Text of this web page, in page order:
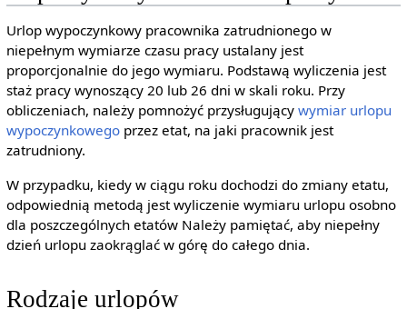
Urlop wypoczynkowy pracownika zatrudnionego w
niepełnym wymiarze czasu pracy ustalany jest
proporcjonalnie do jego wymiaru. Podstawą wyliczenia jest
staż pracy wynoszący 20 lub 26 dni w skali roku. Przy
obliczeniach, należy pomnożyć przysługujący wymiar urlopu
wypoczynkowegoprzez etat, na jaki pracownik jest
zatrudniony.
W przypadku, kiedy w ciągu roku dochodzi do zmiany etatu,
odpowiednią metodą jest wyliczenie wymiaru urlopu osobno
dla poszczególnych etatów Należy pamiętać, aby niepełny
dzień urlopu zaokrąglać w górę do całego dnia.
Rodzaje urlopów